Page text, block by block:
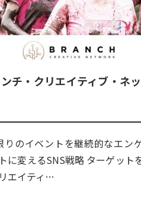
チ・クリエイティブ・ネ
りのイベントを継続的なエン
に変えるSNS戦略 ターゲット
エイティ…